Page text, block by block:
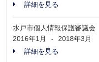
詳細を見る
水戸市個人情報保護審議
2016年1月
-
2018年3月
詳細を見る